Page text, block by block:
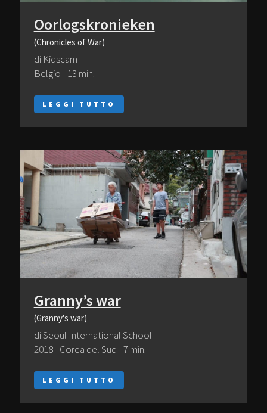
Oorlogskronieken
(Chronicles of War)
di Kidscam
Belgio - 13 min.
LEGGI TUTTO
Granny’s war
(Granny's war)
di Seoul International School
2018 - Corea del Sud - 7 min.
LEGGI TUTTO